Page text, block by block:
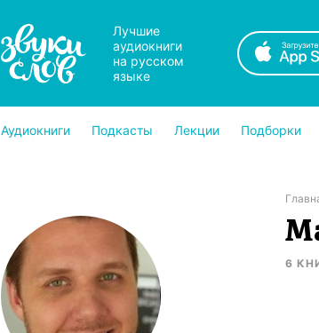
Лучшие
аудиокниги
на русском
языке
Аудиокниги Подкасты Лекции Подборки
6